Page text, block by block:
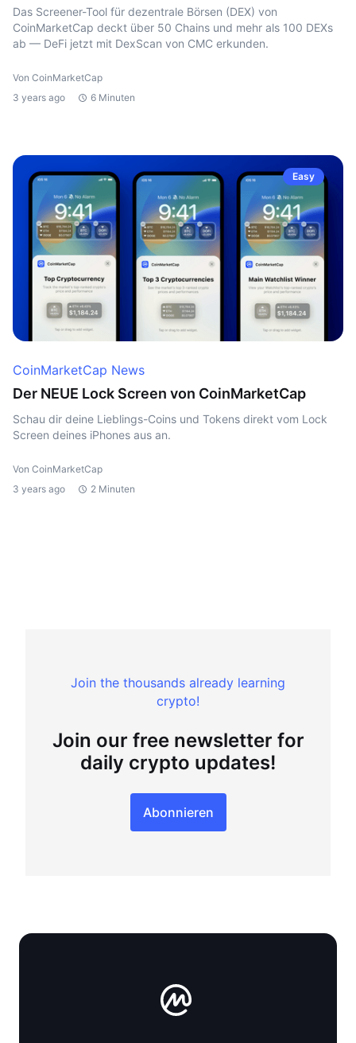
Das Screener-Tool für dezentrale Börsen (DEX) von
CoinMarketCap deckt über 50 Chains und mehr als 100 DEXs
ab — DeFi jetzt mit DexScan von CMC erkunden.
Von CoinMarketCap
3 years ago
6 Minuten
Easy
CoinMarketCap News
Der NEUE Lock Screen von CoinMarketCap
Schau dir deine Lieblings-Coins und Tokens direkt vom Lock
Screen deines iPhones aus an.
Von CoinMarketCap
3 years ago
2 Minuten
Join the thousands already learning
crypto!
Join our free newsletter for
daily crypto updates!
Abonnieren